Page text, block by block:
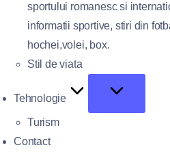
sportului romanesc si
informatii sportive, stiri din
hochei,volei, box.
Stil de viata
Tehnologie
Turism
Contact